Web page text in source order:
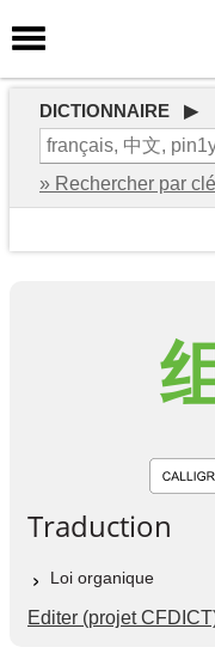
DICTIONNAIRE ▶
» Rechercher par
Traduction
Loi organique
Editer (projet